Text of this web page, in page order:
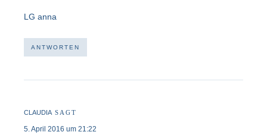
LG anna
ANTWORTEN
CLAUDIA SAGT
5. April 2016 um 21:22